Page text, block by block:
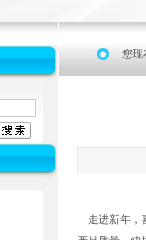
您现
走进新年，